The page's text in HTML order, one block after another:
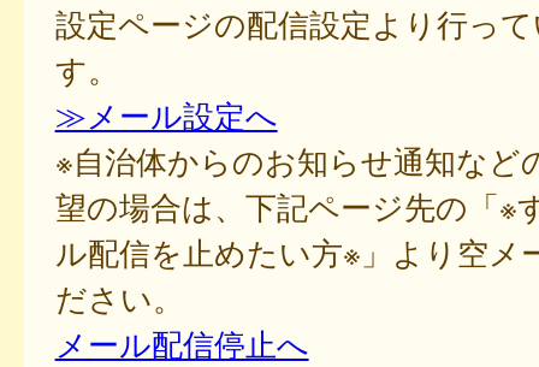
設定ページの配信設定より行っ
す。
≫メール設定へ
※自治体からのお知らせ通知など
望の場合は、下記ページ先の「※
ル配信を止めたい方※」より空メ
ださい。
メール配信停止へ